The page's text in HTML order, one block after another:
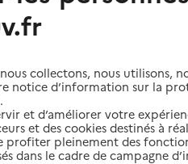
à domicile
LOIRE
et services autour de
collectons, nous utilisons,
notice d’information sur la
et d’améliorer votre
et des cookies destinés à
profiter pleinement des
dans le cadre de campagne